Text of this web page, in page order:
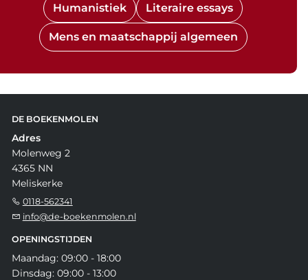
Humanistiek Literaire essays
Mens en maatschappij algemeen
DE BOEKENMOLEN
Adres
Molenweg 2
4365 NN
Meliskerke
0118-562341
info@de-boekenmolen.nl
OPENINGSTIJDEN
Maandag: 09:00 - 18:00
Dinsdag: 09:00 - 13:00